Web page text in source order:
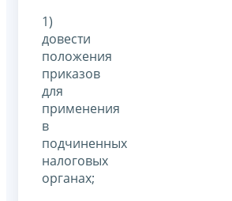
1)
довести
положения
приказов
для
применения
в
подчиненных
налоговых
органах;